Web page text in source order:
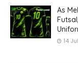
As
14